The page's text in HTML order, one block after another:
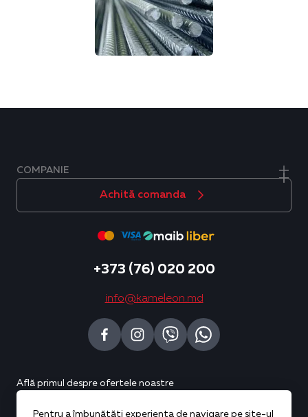
COMPANIE
Află primul despre ofertele noastre
Achită comanda
+373 (76) 020 200
info@kameleon.md
Pentru a îmbunătăți experiența de navigare pe site-ul